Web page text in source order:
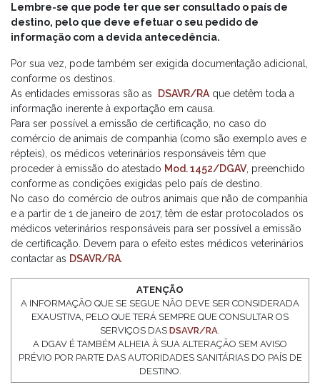
Lembre-se que pode ter que ser consultado o país de
destino, pelo que deve efetuar o seu pedido de
informação com a devida antecedência.
Por sua vez, pode também ser exigida documentação adicional,
conforme os destinos.
As entidades emissoras são as
DSAVR/RA que detêm toda a
informação inerente à exportação em causa.
Para ser possível a emissão de certificação, no caso do
comércio de animais de companhia (como são exemplo aves e
répteis), os médicos veterinários responsáveis têm que
proceder à emissão do atestado Mod. 1452/DGAV, preenchido
conforme as condições exigidas pelo país de destino.
No caso do comércio de outros animais que não de companhia
e a partir de 1 de janeiro de 2017, têm de estar protocolados os
médicos veterinários responsáveis para ser possível a emissão
de certificação. Devem para o efeito estes médicos veterinários
contactar as DSAVR/RA
ATENÇÃO
A INFORMAÇÃO QUE SE SEGUE NÃO DEVE SER CONSIDERADA
EXAUSTIVA, PELO QUE TERÁ SEMPRE QUE CONSULTAR OS
SERVIÇOS DAS DSAVR/RA.
A DGAV É TAMBÉM ALHEIA À SUA ALTERAÇÃO SEM AVISO
PRÉVIO POR PARTE DAS AUTORIDADES SANITÁRIAS DO PAÍS DE
DESTINO.